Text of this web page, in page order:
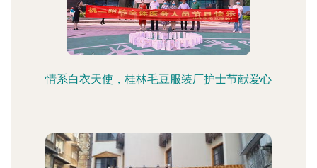
情系白衣天使，桂林毛豆服装厂护士节献爱心